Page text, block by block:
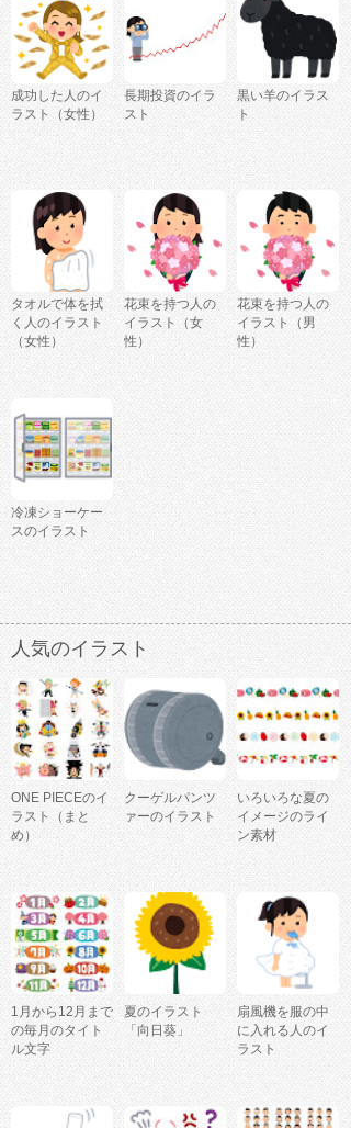
成功した人のイ
ラスト（女性）
長期投資のイラ
スト
黒い羊のイラス
ト
タオルで体を拭
く人のイラスト
（女性）
花束を持つ人の
イラスト（女
性）
花束を持つ人の
イラスト（男
性）
冷凍ショーケー
スのイラスト
人気のイラスト
ONE PIECEのイ
ラスト（まと
め）
クーゲルパンツ
ァーのイラスト
いろいろな夏の
イメージのライ
ン素材
1月から12月まで
の毎月のタイト
ル文字
夏のイラスト
「向日葵」
扇風機を服の中
に入れる人のイ
ラスト